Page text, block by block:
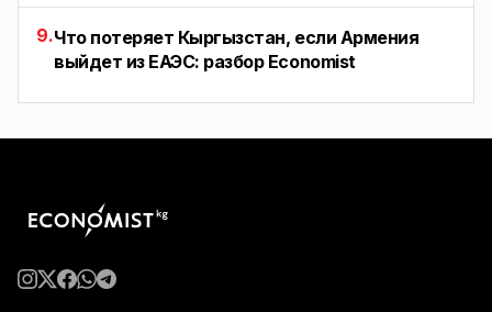
9.Что потеряет Кыргызстан, если Армения
выйдет из ЕАЭС: разбор Economist